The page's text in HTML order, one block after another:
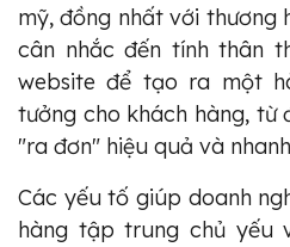
mỹ, đồng nhất với thương
cân nhắc đến tính thân
website để tạo ra một
tưởng cho khách hàng, từ
"ra đơn" hiệu quả và
Các yếu tố giúp doanh
hàng tập trung chủ yếu